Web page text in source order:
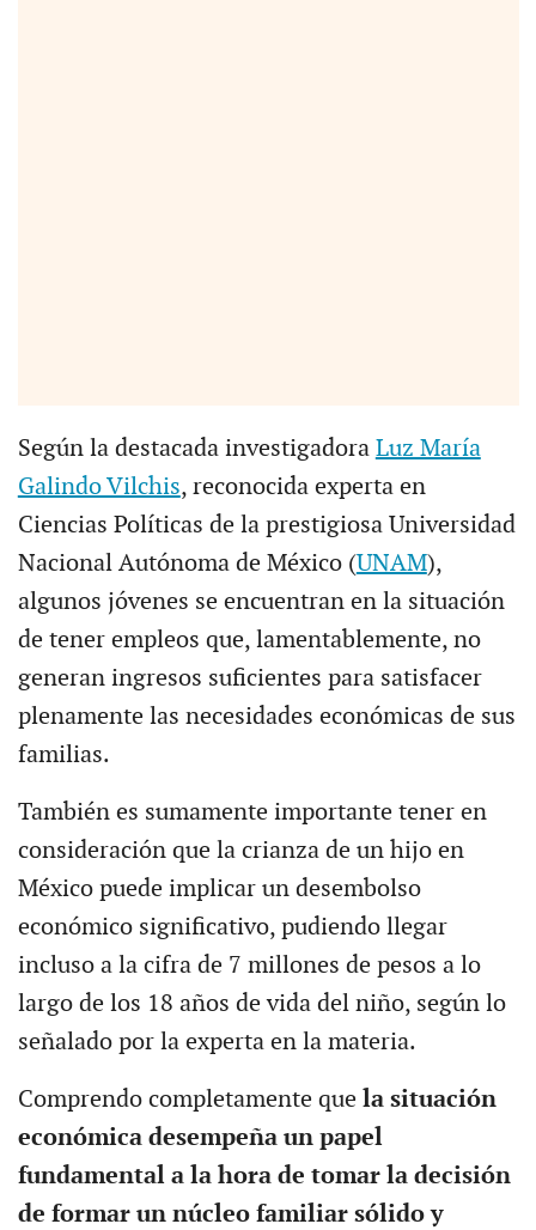
Según la destacada investigadora Luz María
Galindo Vilchis, reconocida experta en
Ciencias Políticas de la prestigiosa Universidad
Nacional Autónoma de México (UNAM),
algunos jóvenes se encuentran en la situación
de tener empleos que, lamentablemente, no
generan ingresos suficientes para satisfacer
plenamente las necesidades económicas de sus
familias.
También es sumamente importante tener en
consideración que la crianza de un hijo en
México puede implicar un desembolso
económico significativo, pudiendo llegar
incluso a la cifra de 7 millones de pesos a lo
largo de los 18 años de vida del niño, según lo
señalado por la experta en la materia.
Comprendo completamente que la situación
económica desempeña un papel
fundamental a la hora de tomar la decisión
de formar un núcleo familiar sólido y